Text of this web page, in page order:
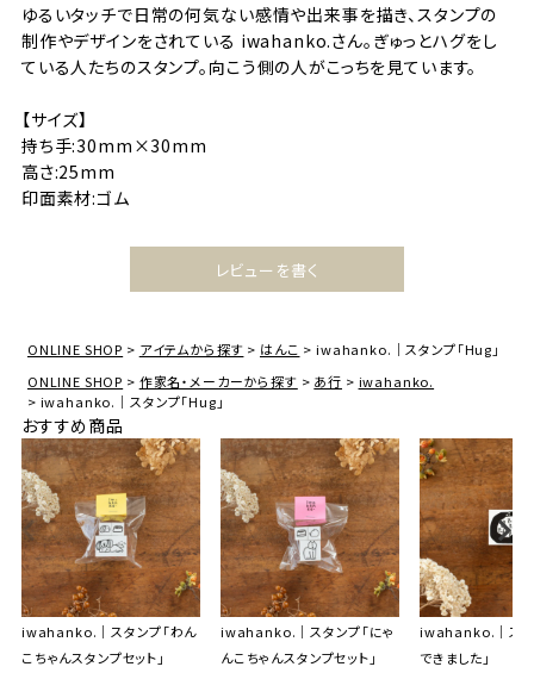
ゆるいタッチで日常の何気ない感情や出来事を描き、スタンプの
制作やデザインをされている iwahanko.さん。ぎゅっとハグをし
ている人たちのスタンプ。向こう側の人がこっちを見ています。
【サイズ】
持ち手:30mm×30mm
高さ:25mm
印面素材:ゴム
レビューを書く
ONLINE SHOP アイテムから探す はんこ
iwahanko.｜スタンプ「Hug」
ONLINE SHOP
作家名・メーカーから探す あ行
iwahanko.
iwahanko.｜スタンプ「Hug」
おすすめ商品
iwahanko.｜スタンプ「わん
こちゃんスタンプセット」
iwahanko.｜スタンプ「にゃ
んこちゃんスタンプセット」
iwahanko.｜スタ
できました」